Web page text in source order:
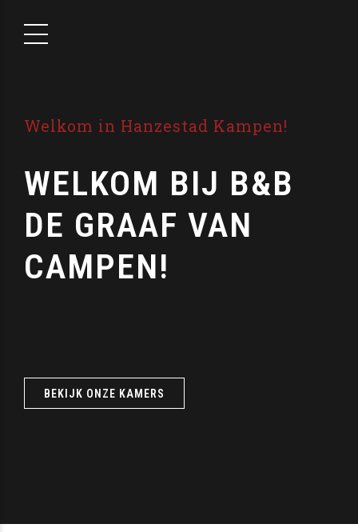
Welkom in Hanzestad Kampen!
WELKOM BIJ B&B
DE GRAAF VAN
CAMPEN!
BEKIJK ONZE KAMERS